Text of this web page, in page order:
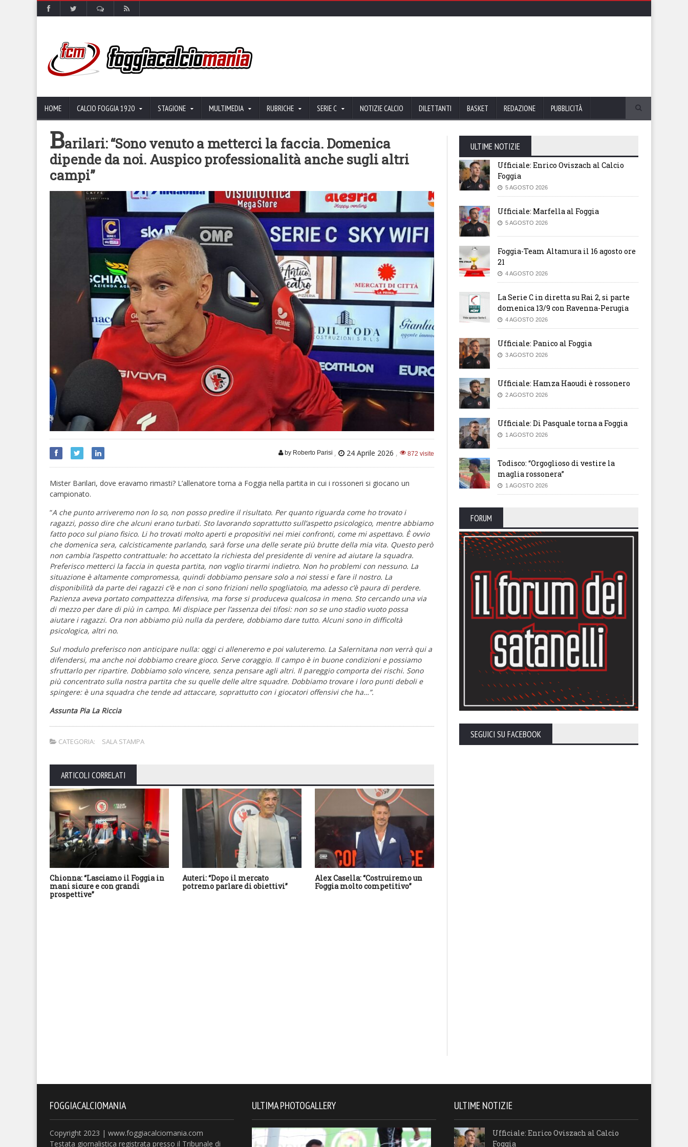
HOME CALCIO FOGGIA 1920 STAGIONE MULTIMEDIA RUBRICHE SERIE C NOTIZIE CALCIO DILETTANTI BASKET REDAZIONE PUBBLICITÀ
Barilari: “Sono venuto a metterci la faccia. Domenica
dipende da noi. Auspico professionalità anche sugli altri
campi”
by Roberto Parisi , 24 Aprile 2026 , 872 visite
Mister Barilari, dove eravamo rimasti? L’allenatore torna a Foggia nella partita in cui i rossoneri si giocano un
campionato.
“A che punto arriveremo non lo so, non posso predire il risultato. Per quanto riguarda come ho trovato i
ragazzi, posso dire che alcuni erano turbati. Sto lavorando soprattutto sull’aspetto psicologico, mentre abbiamo
fatto poco sul piano fisico. Li ho trovati molto aperti e propositivi nei miei confronti, come mi aspettavo. È ovvio
che domenica sera, calcisticamente parlando, sarà forse una delle serate più brutte della mia vita. Questo però
non cambia l’aspetto contrattuale: ho accettato la richiesta del presidente di venire ad aiutare la squadra.
Preferisco metterci la faccia in questa partita, non voglio tirarmi indietro. Non ho problemi con nessuno. La
situazione è altamente compromessa, quindi dobbiamo pensare solo a noi stessi e fare il nostro. La
disponibilità da parte dei ragazzi c’è e non ci sono frizioni nello spogliatoio, ma adesso c’è paura di perdere.
Pazienza aveva portato compattezza difensiva, ma forse si produceva qualcosa in meno. Sto cercando una via
di mezzo per dare di più in campo. Mi dispiace per l’assenza dei tifosi: non so se uno stadio vuoto possa
aiutare i ragazzi. Ora non abbiamo più nulla da perdere, dobbiamo dare tutto. Alcuni sono in difficoltà
psicologica, altri no.
Sul modulo preferisco non anticipare nulla: oggi ci alleneremo e poi valuteremo. La Salernitana non verrà qui a
difendersi, ma anche noi dobbiamo creare gioco. Serve coraggio. Il campo è in buone condizioni e possiamo
sfruttarlo per ripartire. Dobbiamo solo vincere, senza pensare agli altri. Il pareggio comporta dei rischi. Sono
più concentrato sulla nostra partita che su quelle delle altre squadre. Dobbiamo trovare i loro punti deboli e
spingere: è una squadra che tende ad attaccare, soprattutto con i giocatori offensivi che ha…”.
Assunta Pia La Riccia
CATEGORIA: SALA STAMPA
ARTICOLI CORRELATI
Chionna: “Lasciamo il Foggia in
mani sicure e con grandi
prospettive”
Auteri: “Dopo il mercato
potremo parlare di obiettivi”
Alex Casella: “Costruiremo un
Foggia molto competitivo”
ULTIME NOTIZIE
Ufficiale: Enrico Oviszach al Calcio
Foggia
5 AGOSTO 2026
Ufficiale: Marfella al Foggia
5 AGOSTO 2026
Foggia-Team Altamura il 16 agosto ore
21
4 AGOSTO 2026
La Serie C in diretta su Rai 2, si parte
domenica 13/9 con Ravenna-Perugia
4 AGOSTO 2026
Ufficiale: Panico al Foggia
3 AGOSTO 2026
Ufficiale: Hamza Haoudi è rossonero
2 AGOSTO 2026
Ufficiale: Di Pasquale torna a Foggia
1 AGOSTO 2026
Todisco: “Orgoglioso di vestire la
maglia rossonera”
1 AGOSTO 2026
FORUM
SEGUICI SU FACEBOOK
FOGGIACALCIOMANIA
Copyright 2023 | www.foggiacalciomania.com
Testata giornalistica registrata presso il Tribunale di
ULTIMA PHOTOGALLERY ULTIME NOTIZIE
Ufficiale: Enrico Oviszach al Calcio
Foggia